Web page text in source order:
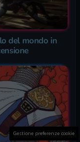
del mondo in
Gestione preferenze cookie